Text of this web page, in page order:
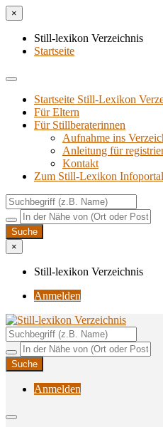
×
Still-lexikon Verzeichnis
Startseite
Startseite Still-Lexikon
Für Eltern
Für Stillberaterinnen
Aufnahme ins
Anlei­tung für
Kon­takt
Zum Still-Lexikon Infoportal
×
Still-lexikon Verzeichnis
Anmelden
Still-lexikon
Unterstützungsangebote rund ums
Anmelden